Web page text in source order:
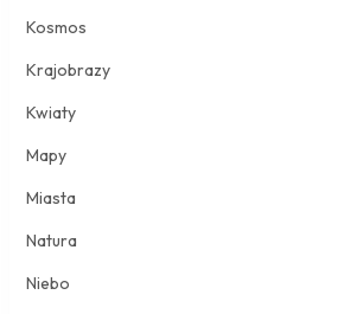
Kosmos
Krajobrazy
Kwiaty
Mapy
Miasta
Natura
Niebo